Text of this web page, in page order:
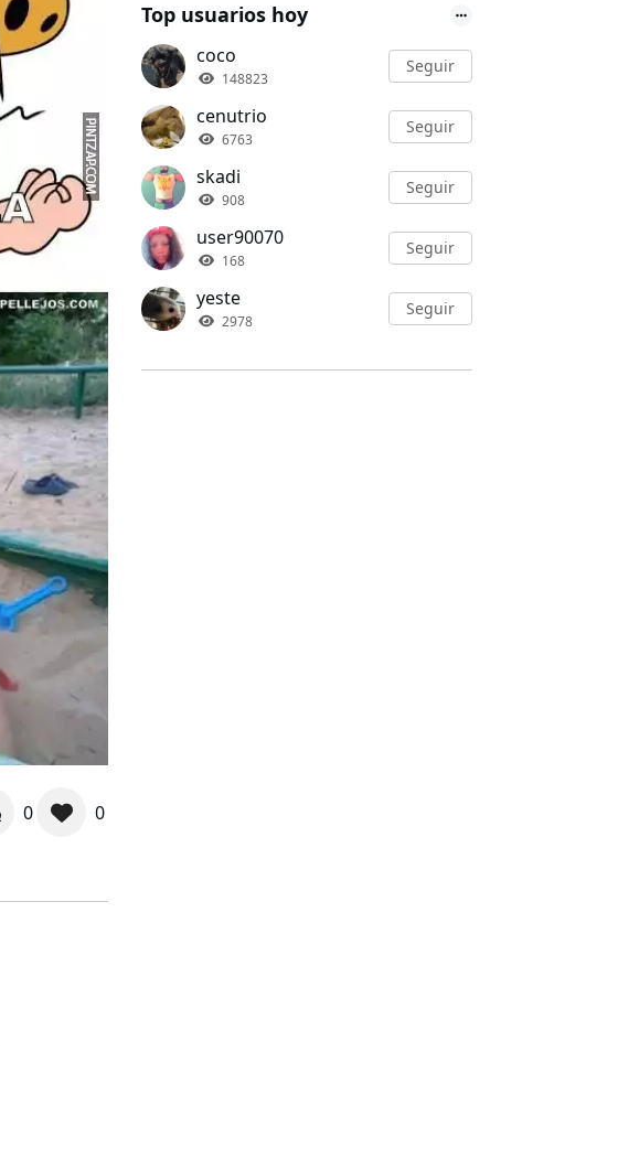
0 0
Top usuarios hoy
coco
148823
Seguir
cenutrio
6763
Seguir
skadi
908
Seguir
user90070
168
Seguir
yeste
2978
Seguir